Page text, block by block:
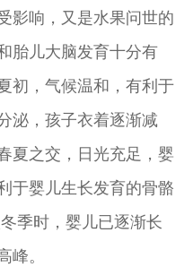
影响，又是水果问世的
胎儿大脑发育十分有
初，气候温和，有利于
泌，孩子衣着逐渐减
夏之交，日光充足，婴
于婴儿生长发育的骨骼
季时，婴儿已逐渐长
峰。